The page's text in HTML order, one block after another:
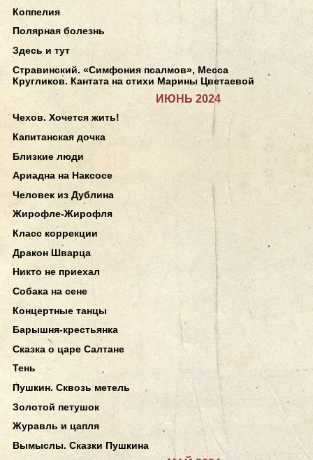
Коппелия
Полярная болезнь
Здесь и тут
Стравинский. «Симфония псалмов», Месса
Кругликов. Кантата на стихи Марины Цветаевой
ИЮНЬ 2024
Чехов. Хочется жить!
Капитанская дочка
Близкие люди
Ариадна на Наксосе
Человек из Дублина
Жирофле-Жирофля
Класс коррекции
Дракон Шварца
Никто не приехал
Собака на сене
Концертные танцы
Барышня-крестьянка
Сказка о царе Салтане
Тень
Пушкин. Сквозь метель
Золотой петушок
Журавль и цапля
Вымыслы. Сказки Пушкина